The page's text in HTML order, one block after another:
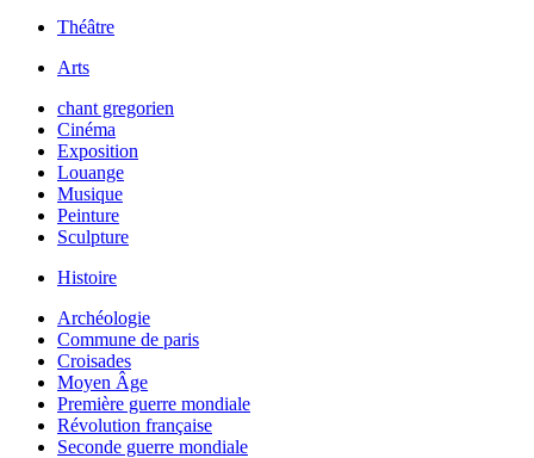
Théâtre
Arts
chant gregorien
Cinéma
Exposition
Louange
Musique
Peinture
Sculpture
Histoire
Archéologie
Commune de paris
Croisades
Moyen Âge
Première guerre mondiale
Révolution française
Seconde guerre mondiale